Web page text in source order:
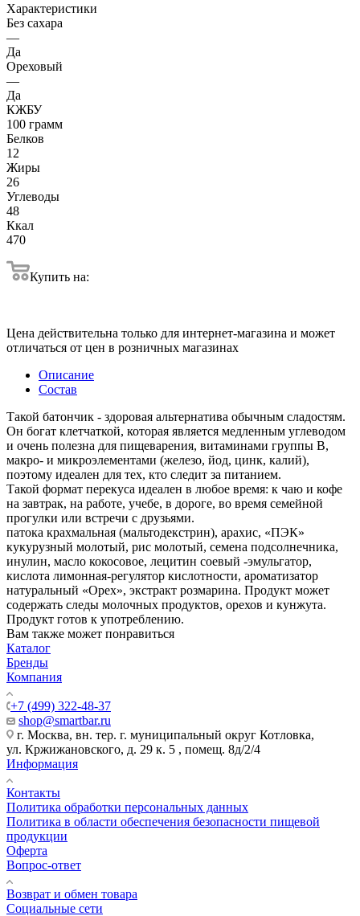
Характеристики
Без сахара
—
Да
Ореховый
—
Да
КЖБУ
100 грамм
Белков
12
Жиры
26
Углеводы
48
Ккал
470
Купить на:
Цена действительна только для интернет-магазина и может
отличаться от цен в розничных магазинах
Описание
Состав
Такой батончик - здоровая альтернатива обычным сладостям.
Он богат клетчаткой, которая является медленным углеводом
и очень полезна для пищеварения, витаминами группы B,
макро- и микроэлементами (железо, йод, цинк, калий),
поэтому идеален для тех, кто следит за питанием.
Такой формат перекуса идеален в любое время: к чаю и кофе
на завтрак, на работе, учебе, в дороге, во время семейной
прогулки или встречи с друзьями.
патока крахмальная (мальтодекстрин), арахис, «ПЭК»
кукурузный молотый, рис молотый, семена подсолнечника,
инулин, масло кокосовое, лецитин соевый -эмульгатор,
кислота лимонная-регулятор кислотности, ароматизатор
натуральный «Орех», экстракт розмарина. Продукт может
содержать следы молочных продуктов, орехов и кунжута.
Продукт готов к употреблению.
Вам также может понравиться
Каталог
Бренды
Компания
+7 (499) 322-48-37
shop@smartbar.ru
г. Москва, вн. тер. г. муниципальный округ Котловка,
ул. Кржижановского, д. 29 к. 5 , помещ. 8д/2/4
Информация
Контакты
Политика обработки персональных данных
Политика в области обеспечения безопасности пищевой
продукции
Оферта
Вопрос-ответ
Возврат и обмен товара
Социальные сети